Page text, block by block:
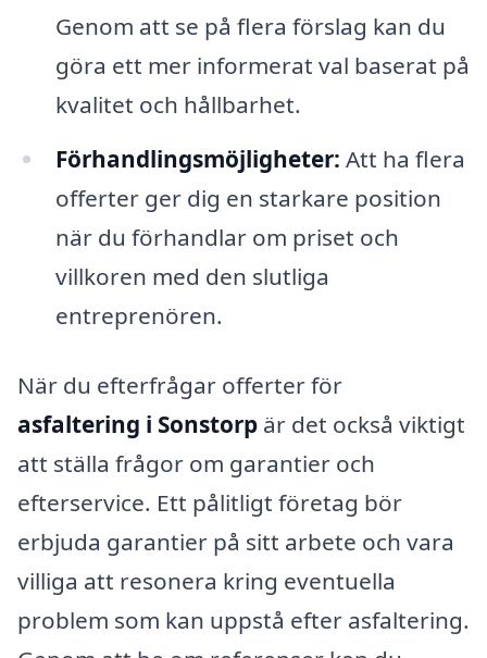
Genom att se på flera förslag kan du
göra ett mer informerat val baserat på
kvalitet och hållbarhet.
Förhandlingsmöjligheter: Att ha flera
offerter ger dig en starkare position
när du förhandlar om priset och
villkoren med den slutliga
entreprenören.
När du efterfrågar offerter för
asfaltering i Sonstorp är det också viktigt
att ställa frågor om garantier och
efterservice. Ett pålitligt företag bör
erbjuda garantier på sitt arbete och vara
villiga att resonera kring eventuella
problem som kan uppstå efter asfaltering.